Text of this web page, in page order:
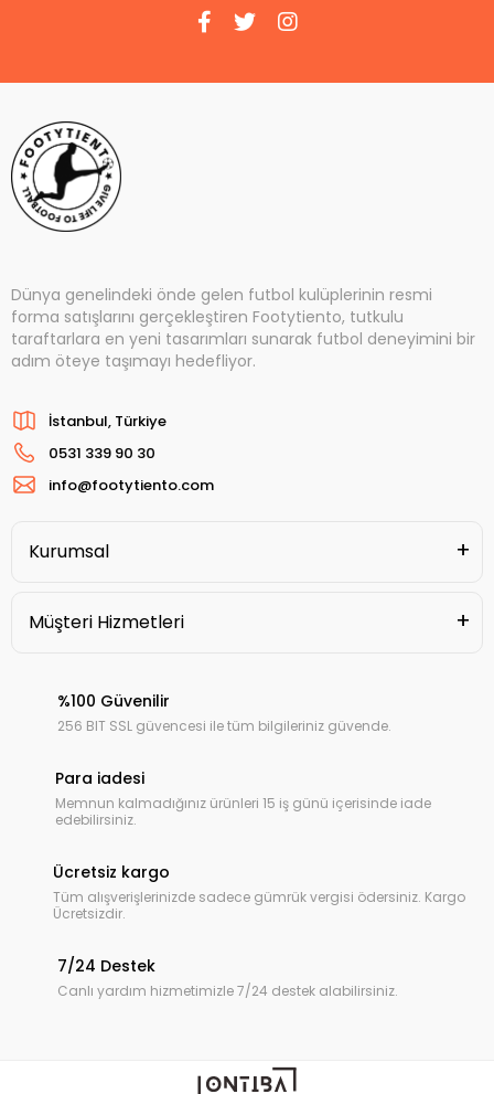
Dünya genelindeki önde gelen futbol kulüplerinin resmi
forma satışlarını gerçekleştiren Footytiento, tutkulu
taraftarlara en yeni tasarımları sunarak futbol deneyimini bir
adım öteye taşımayı hedefliyor.
İstanbul, Türkiye
0531 339 90 30
info@footytiento.com
Kurumsal
Müşteri Hizmetleri
%100 Güvenilir
256 BIT SSL güvencesi ile tüm bilgileriniz güvende.
Para iadesi
Memnun kalmadığınız ürünleri 15 iş günü içerisinde iade
edebilirsiniz.
Ücretsiz kargo
Tüm alışverişlerinizde sadece gümrük vergisi ödersiniz. Kargo
Ücretsizdir.
7/24 Destek
Canlı yardım hizmetimizle 7/24 destek alabilirsiniz.